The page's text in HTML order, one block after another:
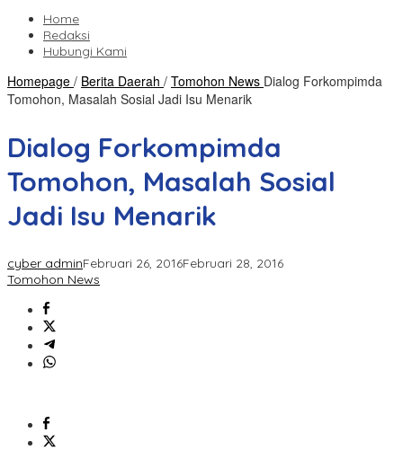
Home
Redaksi
Hubungi Kami
Homepage / Berita Daerah / Tomohon News Dialog Forkompimda
Tomohon, Masalah Sosial Jadi Isu Menarik
Dialog Forkompimda
Tomohon, Masalah Sosial
Jadi Isu Menarik
cyber adminFebruari 26, 2016Februari 28, 2016
Tomohon News